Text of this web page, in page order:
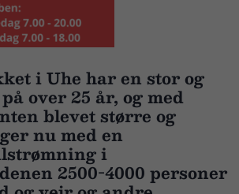
i Uhe har en stor og
over 25 år, og med
blevet større og
nu med en
i
2500-4000 personer